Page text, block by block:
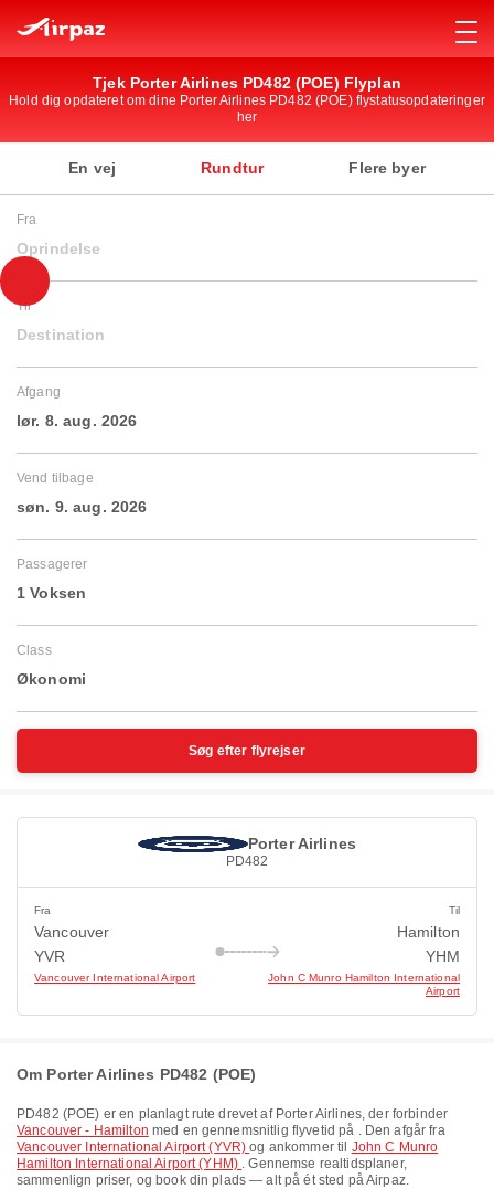
Tjek Porter Airlines PD482 (POE) Flyplan
Hold dig opdateret om dine Porter Airlines PD482 (POE) flystatusopdateringer
her
En vej Rundtur Flere byer
Fra
Oprindelse
Til
Destination
Afgang
lør. 8. aug. 2026
Vend tilbage
søn. 9. aug. 2026
Passagerer
1 Voksen
Class
Økonomi
Søg efter flyrejser
Porter Airlines
PD482
Fra
Vancouver
YVR
Vancouver International Airport
Til
Hamilton
YHM
John C Munro Hamilton International
Airport
Om Porter Airlines PD482 (POE)
PD482 (POE) er en planlagt rute drevet af Porter Airlines, der forbinder
Vancouver - Hamilton med en gennemsnitlig flyvetid på . Den afgår fra
Vancouver International Airport (YVR)og ankommer til John C Munro
Hamilton International Airport (YHM) . Gennemse realtidsplaner,
sammenlign priser, og book din plads — alt på ét sted på Airpaz.